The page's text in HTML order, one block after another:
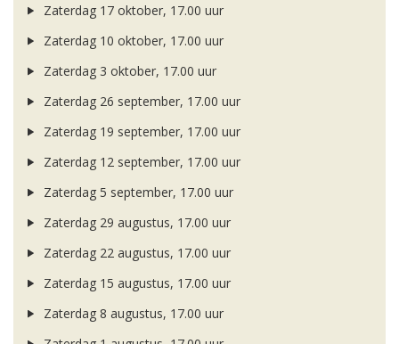
Zaterdag 17 oktober, 17.00 uur
Zaterdag 10 oktober, 17.00 uur
Zaterdag 3 oktober, 17.00 uur
Zaterdag 26 september, 17.00 uur
Zaterdag 19 september, 17.00 uur
Zaterdag 12 september, 17.00 uur
Zaterdag 5 september, 17.00 uur
Zaterdag 29 augustus, 17.00 uur
Zaterdag 22 augustus, 17.00 uur
Zaterdag 15 augustus, 17.00 uur
Zaterdag 8 augustus, 17.00 uur